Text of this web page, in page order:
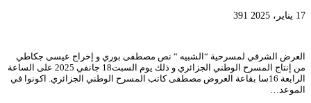
17 يناير، 2025 391
العرض الشرفي لمسرحية “الشبيه “ نص مصطفى بوري و إخراج عيسى جكاطي
من إنتاج المسرح الوطني الجزائري و ذلك يوم السبت18 جانفي 2025 على الساعة
الرابعة 16سا بقاعة العروض مصطفى كاتب المسرح الوطني الجزائري. اكونوا في
الموعد…